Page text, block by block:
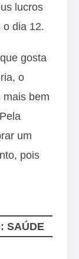
lucros
o dia 12.
gosta
o
mais bem
um
pois
SAÚDE